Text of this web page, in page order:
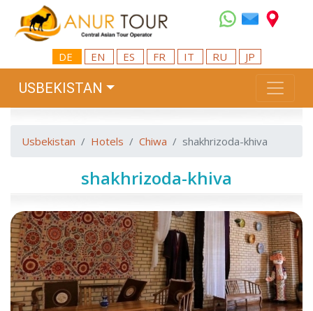
DE EN ES FR IT RU JP
USBEKISTAN
Usbekistan Hotels Chiwa shakhrizoda-khiva
shakhrizoda-khiva